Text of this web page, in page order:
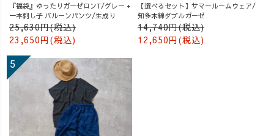
『福袋』ゆったりガーゼロンT/グレー +
一本刺し子 バルーンパンツ/生成り
25,630円(税込)
23,650円(税込)
【選べるセット】サマールームウェア/
知多木綿ダブルガーゼ
14,740円(税込)
12,650円(税込)